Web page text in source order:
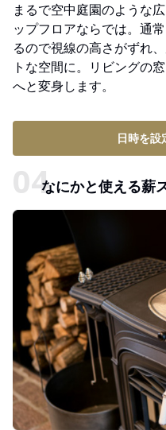
まるで空中庭園のような
ップフロアならでは。通
るので視線の高さがずれ
トな空間に。リビングの
へと変身します。
日時を設
なにかと使える薪